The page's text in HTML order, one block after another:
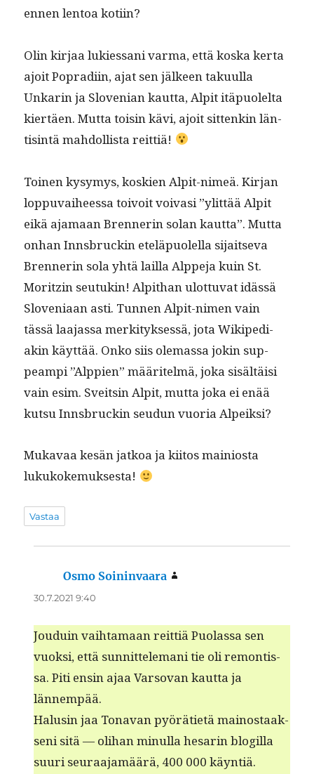
ennen lentoa kotiin?
Olin kir­jaa lukies­sani var­ma, että kos­ka ker­ta
ajoit Popradi­in, ajat sen jäl­keen taku­ul­la
Unkarin ja Sloven­ian kaut­ta, Alpit itäpuolelta
kiertäen. Mut­ta toisin kävi, ajoit sit­tenkin län­
tis­in­tä mah­dol­lista reittiä!
Toinen kysymys, koskien Alpit-nimeä. Kir­jan
lop­pu­vai­heessa toivoit voivasi ”ylit­tää Alpit
eikä aja­maan Bren­ner­in solan kaut­ta”. Mut­ta
onhan Inns­bruckin eteläpuolel­la sijait­se­va
Bren­ner­in sola yhtä lail­la Alppe­ja kuin St.
Moritzin seu­tukin! Alp­i­than ulot­tuvat idässä
Slove­ni­aan asti. Tun­nen Alpit-nimen vain
tässä laa­jas­sa merk­i­tyk­sessä, jota Wikipedi­
akin käyt­tää. Onko siis ole­mas­sa jokin sup­
peampi ”Alp­pi­en” määritelmä, joka sisältäisi
vain esim. Sveitsin Alpit, mut­ta joka ei enää
kut­su Inns­bruckin seudun vuo­ria Alpeiksi?
Mukavaa kesän jatkoa ja kiitos main­ios­ta
lukukokemuksesta!
Vastaa
Osmo Soininvaara
30.7.2021 9:40
Jouduin vai­h­ta­maan reit­tiä Puo­las­sa sen
vuok­si, että sun­nit­tele­mani tie oli remon­tis­
sa. Piti ensin ajaa Varso­van kaut­ta ja
lännempää.
Halusin jaa Tona­van pyöräti­etä main­os­taak­
seni sitä — oli­han min­ul­la hesarin blogilla
suuri seu­raa­jamäärä, 400 000 käyntiä.